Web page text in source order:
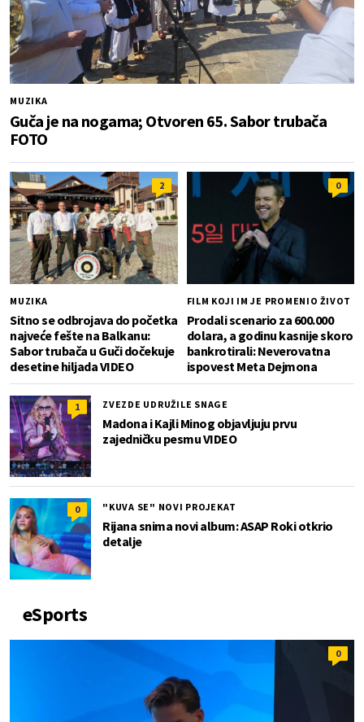
MUZIKA
Guča je na nogama; Otvoren 65. Sabor trubača
FOTO
2
MUZIKA
Sitno se odbrojava do početka
najveće fešte na Balkanu:
Sabor trubača u Guči dočekuje
desetine hiljada VIDEO
0
FILM KOJI IM JE PROMENIO ŽIVOT
Prodali scenario za 600.000
dolara, a godinu kasnije skoro
bankrotirali: Neverovatna
ispovest Meta Dejmona
1 ZVEZDE UDRUŽILE SNAGE
Madona i Kajli Minog objavljuju prvu
zajedničku pesmu VIDEO
0 "KUVA SE" NOVI PROJEKAT
Rijana snima novi album: ASAP Roki otkrio
detalje
eSports
0